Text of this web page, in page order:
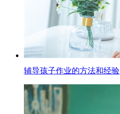
辅导孩子作业的方法和经验